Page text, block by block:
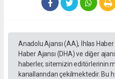
Anadolu Ajansı (AA), İhlas
Haber Ajansı (DHA) ve diğer
haberler, sitemizin editörlerinin
kanallarından çekilmektedir. Bu